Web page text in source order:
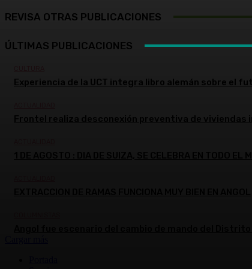
REVISA OTRAS PUBLICACIONES
ÚLTIMAS PUBLICACIONES
Experiencia de la UCT integra libro alemán sobre el
Frontel realiza desconexión preventiva de viviendas